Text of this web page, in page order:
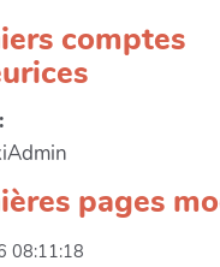
comptes
pages
08:11:18